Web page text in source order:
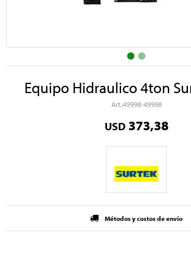
Equipo Hidraulico 4ton
49998-49998
USD 373,38
Métodos y costos de envío